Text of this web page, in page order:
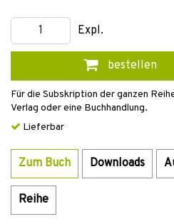
Expl.
bestellen
Für die Subskription der ganzen
Verlag oder eine Buchhandlung.
Lieferbar
Zum Buch Downloads
Reihe